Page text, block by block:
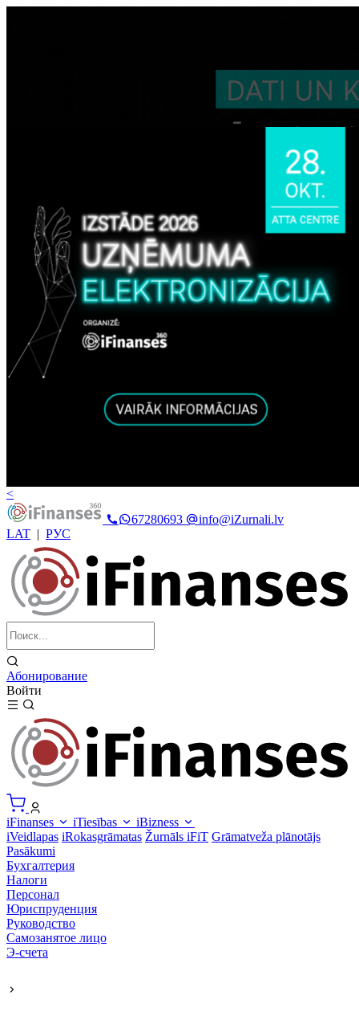
<
67280693
info@iZurnali.lv
LAT | РУС
Абонирование
Войти
iFinanses iTiesības
iBizness
iVeidlapas iRokasgrāmatas Žurnāls iFiT Grāmatveža plānotājs
Pasākumi
Бухгалтерия
Налоги
Персонал
Юриспруденция
Руководство
Самозанятое лицо
Э-счета